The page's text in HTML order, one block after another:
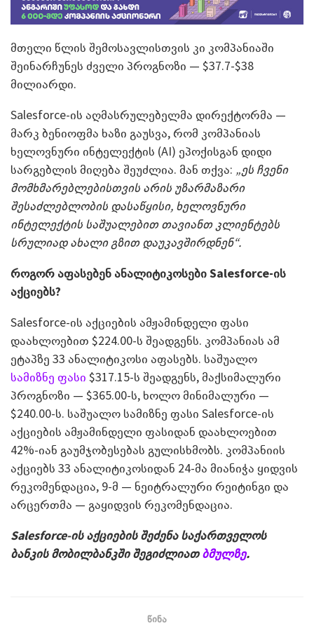
მთელი წლის შემოსავლისთვის კი კომპანიაში
შეინარჩუნეს ძველი პროგნოზი — $37.7-$38
მილიარდი.
Salesforce-ის აღმასრულებელმა დირექტორმა —
მარკ ბენიოფმა ხაზი გაუსვა, რომ კომპანიას
ხელოვნური ინტელექტის (AI) ეპოქისგან დიდი
სარგებლის მიღება შეუძლია. მან თქვა: „ეს ჩვენი
მომხმარებლებისთვის არის უზარმაზარი
შესაძლებლობის დასაწყისი, ხელოვნური
ინტელექტის საშუალებით თავიანთ კლიენტებს
სრულიად ახალი გზით დაუკავშირდნენ“.
როგორ აფასებენ ანალიტიკოსებიSalesforce-ის
აქციებს?
Salesforce-ის აქციების ამჟამინდელი ფასი
დაახლოებით $224.00-ს შეადგენს. კომპანიას ამ
ეტაპზე 33 ანალიტიკოსი აფასებს. საშუალო
სამიზნე ფასი $317.15-ს შეადგენს, მაქსიმალური
პროგნოზი — $365.00-ს, ხოლო მინიმალური —
$240.00-ს. საშუალო სამიზნე ფასი Salesforce-ის
აქციების ამჟამინდელი ფასიდან დაახლოებით
42%-იან გაუმჯობესებას გულისხმობს. კომპანიის
აქციებს 33 ანალიტიკოსიდან 24-მა მიანიჭა ყიდვის
რეკომენდაცია, 9-მ — ნეიტრალური რეიტინგი და
არცერთმა — გაყიდვის რეკომენდაცია.
Salesforce-ის აქციების შეძენა საქართველოს
ბანკის მობილბანკში შეგიძლიათბმულზე.
წინა